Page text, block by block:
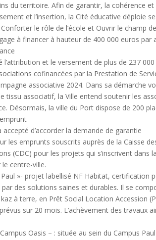
du territoire. Afin de garantir, la cohérence
et l’insertion, la Cité éducative déploie
le rôle de l’école et Ouvrir le champ
à financer à hauteur de 400 000 euros
l’attribution et le versement de plus de 237
cofinancées par la Prestation de
associative 2024. Dans sa démarche
tissu associatif, la Ville entend soutenir les
Désormais, la ville du Port dispose de 200
d’accorder la demande de garantie
les emprunts souscrits auprès de la Caisse
(CDC) pour les projets qui s’inscrivent dans
centre-ville.
»- projet labellisé NF Habitat, certification
des solutions saines et durables. Il se
à terre, en Prêt Social Location Accession
sur 20 mois. L’achèvement des travaux
Oasis – : située au sein du Campus